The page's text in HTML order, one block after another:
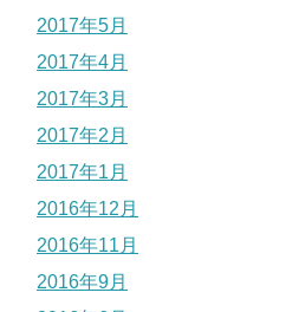
2017年5月
2017年4月
2017年3月
2017年2月
2017年1月
2016年12月
2016年11月
2016年9月